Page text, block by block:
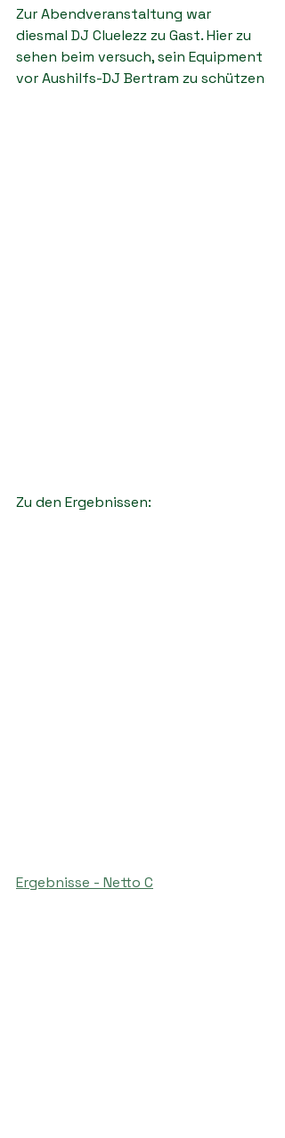
Zur Abendveranstaltung war
diesmal DJ Cluelezz zu Gast. Hier zu
sehen beim versuch, sein Equipment
vor Aushilfs-DJ Bertram zu schützen
Zu den Ergebnissen:
Ergebnisse - Netto C